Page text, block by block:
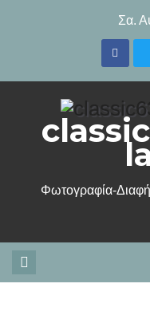
Σα.
Φωτογραφία-